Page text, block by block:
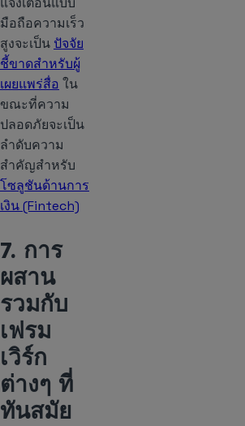
มือถือความเร็ว
สูงจะเป็น ปัจจัย
ชี้ขาดสำหรับผู้
เผยแพร่สื่อ ใน
ขณะที่ความ
ปลอดภัยจะเป็น
ลำดับความ
สำคัญสำหรับ
โซลูชันด้านการ
เงิน (Fintech)
7. การ
ผสาน
รวมกับ
เฟรม
เวิร์ก
ต่างๆ ที่
ทันสมัย